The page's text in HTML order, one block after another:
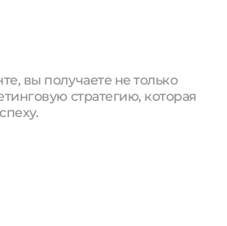
вы получаете не только
стратегию, которая